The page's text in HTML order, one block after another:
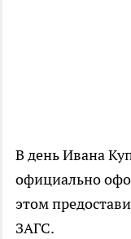
В день Ивана
официально
этом
ЗАГС.